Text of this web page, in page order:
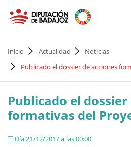
Inicio Actualidad
Noticias
Publicado el dossier de acciones
Publicado el dossier
formativas del
Día 21/12/2017 a las 00:00